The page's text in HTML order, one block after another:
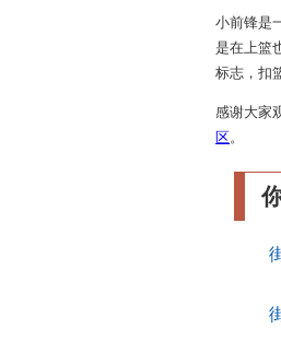
小前锋是
是在上篮
标志，扣
感谢大家
区。